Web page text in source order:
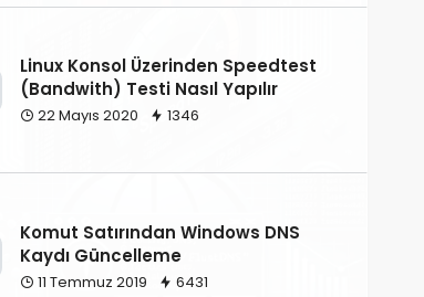
Linux Konsol Üzerinden Speedtest
(Bandwith) Testi Nasıl Yapılır
22 Mayıs 2020 1346
Komut Satırından Windows DNS
Kaydı Güncelleme
11 Temmuz 2019 6431